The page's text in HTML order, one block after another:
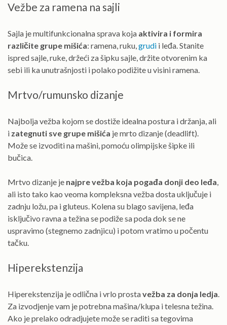
Vežbe za ramena na sajli
Sajla je multifunkcionalna sprava koja aktivira i formira
različite grupe mišića: ramena, ruku,grudi i leđa. Stanite
ispred sajle, ruke, držeći za šipku sajle, držite otvorenim ka
sebi ili ka unutrašnjosti i polako podižite u visini ramena.
Mrtvo/rumunsko dizanje
Najbolja vežba kojom se dostiže idealna postura i držanja, ali
i zategnuti sve grupe mišića je mrto dizanje (deadlift).
Može se izvoditi na mašini, pomoću olimpijske šipke ili
bučica.
Mrtvo dizanje je najpre vežba koja pogađa donji deo leđa,
ali isto tako kao veoma kompleksna vežba dosta uključuje i
zadnju ložu, pa i gluteus. Kolena su blago savijena, leđa
isključivo ravna a težina se podiže sa poda dok se ne
uspravimo (stegnemo zadnjicu) i potom vratimo u počentu
tačku.
Hiperekstenzija
Hiperekstenzija je odlična i vrlo prostavežba za donja ledja.
Za izvodjenje vam je potrebna mašina/klupa i telesna težina.
Ako je prelako odradjujete može se raditi sa tegovima